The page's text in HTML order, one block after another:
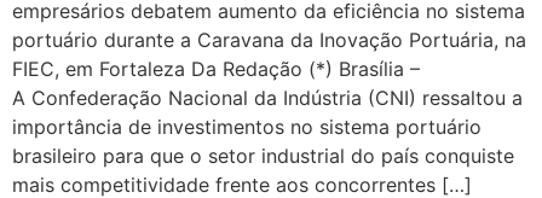
empresários debatem aumento da eficiência no sistema
portuário durante a Caravana da Inovação Portuária, na
FIEC, em Fortaleza Da Redação (*) Brasília –
A Confederação Nacional da Indústria (CNI) ressaltou a
importância de investimentos no sistema portuário
brasileiro para que o setor industrial do país conquiste
mais competitividade frente aos concorrentes […]